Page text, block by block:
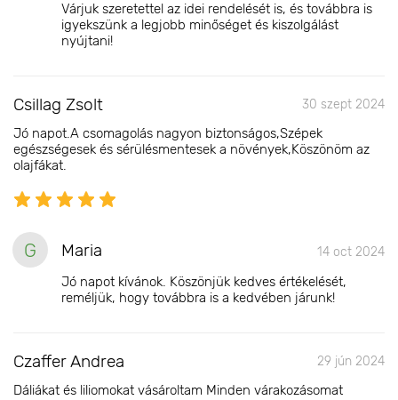
Várjuk szeretettel az idei rendelését is, és továbbra is
igyekszünk a legjobb minőséget és kiszolgálást
nyújtani!
Csillag Zsolt 30 szept 2024
Jó napot.A csomagolás nagyon biztonságos,Szépek
egészségesek és sérülésmentesek a növények,Köszönöm az
olajfákat.
G Maria 14 oct 2024
Jó napot kívánok. Köszönjük kedves értékelését,
reméljük, hogy továbbra is a kedvében járunk!
Czaffer Andrea 29 jún 2024
Dáliákat és liliomokat vásároltam Minden várakozásomat